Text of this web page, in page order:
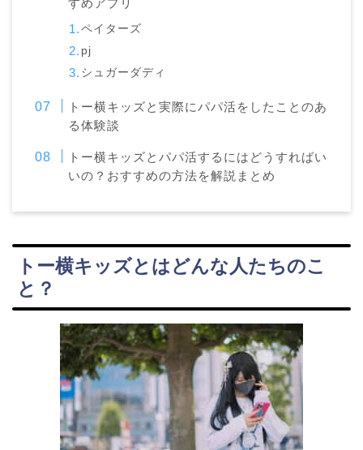
すめアプリ
ペイターズ
pj
シュガーダディ
トー横キッズと実際にパパ活をしたことのあ
る体験談
トー横キッズとパパ活するにはどうすればい
いの？おすすめの方法を解説まとめ
トー横キッズとはどんな人たちのこ
と？